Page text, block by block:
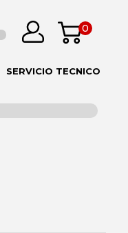
0
SERVICIO TECNICO